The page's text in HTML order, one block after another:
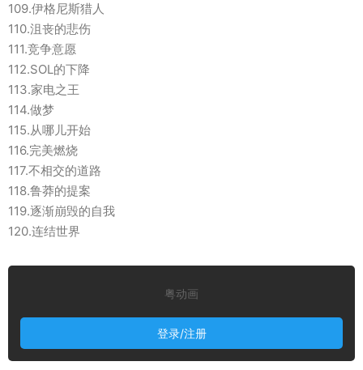
109.伊格尼斯猎人
110.沮丧的悲伤
111.竞争意愿
112.SOL的下降
113.家电之王
114.做梦
115.从哪儿开始
116.完美燃烧
117.不相交的道路
118.鲁莽的提案
119.逐渐崩毁的自我
120.连结世界
粤动画
登录/注册